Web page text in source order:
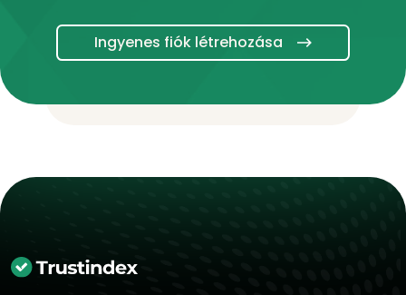
Ingyenes fiók létrehozása